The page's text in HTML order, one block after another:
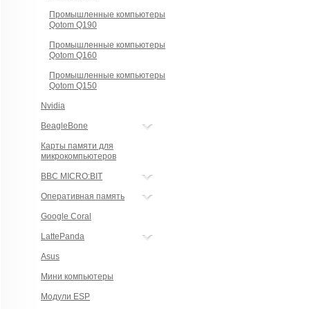
Промышленные компьютеры
Qotom Q190
Промышленные компьютеры
Qotom Q160
Промышленные компьютеры
Qotom Q150
Nvidia
BeagleBone
Карты памяти для
микрокомпьютеров
BBC MICRO:BIT
Оперативная память
Google Coral
LattePanda
Asus
Мини компьютеры
Модули ESP